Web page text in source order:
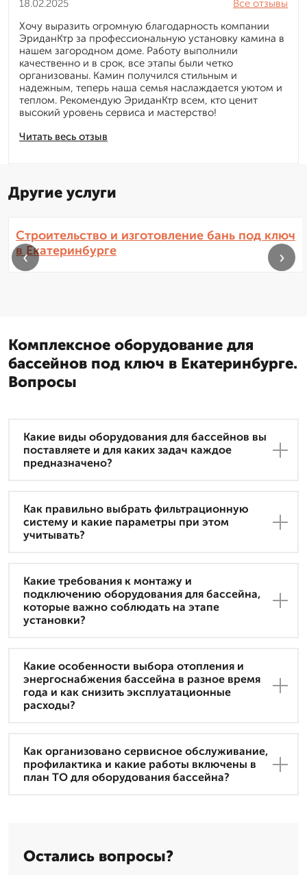
18.02.2025
Читать весь отзыв
Все отзывы
Хочу выразить огромную благодарность компании
ЭриданКтр за профессиональную установку камина в
нашем загородном доме. Работу выполнили
качественно и в срок, все этапы были четко
организованы. Камин получился стильным и
надежным, теперь наша семья наслаждается уютом и
теплом. Рекомендую ЭриданКтр всем, кто ценит
высокий уровень сервиса и мастерство!
Другие услуги
Строительство и изготовление бань под ключ
в Екатеринбурге
‹ ›
Комплексное оборудование для
бассейнов под ключ в Екатеринбурге.
Вопросы
Какие виды оборудования для бассейнов вы
поставляете и для каких задач каждое
предназначено?
Как правильно выбрать фильтрационную
систему и какие параметры при этом
учитывать?
Какие требования к монтажу и
подключению оборудования для бассейна,
которые важно соблюдать на этапе
установки?
Какие особенности выбора отопления и
энергоснабжения бассейна в разное время
года и как снизить эксплуатационные
расходы?
Как организовано сервисное обслуживание,
профилактика и какие работы включены в
план ТО для оборудования бассейна?
Остались вопросы?